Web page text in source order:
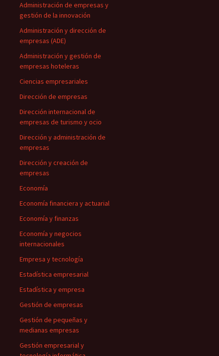
Administración de empresas y
gestión de la innovación
Administración y dirección de
empresas (ADE)
Administración y gestión de
empresas hoteleras
Ciencias empresariales
Dirección de empresas
Dirección internacional de
empresas de turismo y ocio
Dirección y administración de
empresas
Dirección y creación de
empresas
Economía
Economía financiera y actuarial
Economía y finanzas
Economía y negocios
internacionales
Empresa y tecnología
Estadística empresarial
Estadística y empresa
Gestión de empresas
Gestión de pequeñas y
medianas empresas
Gestión empresarial y